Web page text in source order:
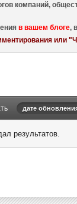
компаний,
в вашем блоге,
или
дате
результатов.